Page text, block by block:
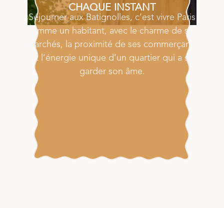
CHAQUE INSTANT
Séjourner aux Batignolles, c’est vivre Paris
comme un habitant, avec le charme de ses
marchés, la proximité de ses commerçants
et l’énergie unique d’un quartier qui a su
garder son âme.